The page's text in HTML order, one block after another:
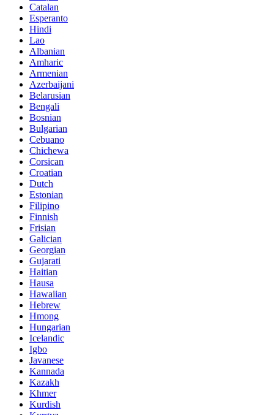
Catalan
Esperanto
Hindi
Lao
Albanian
Amharic
Armenian
Azerbaijani
Belarusian
Bengali
Bosnian
Bulgarian
Cebuano
Chichewa
Corsican
Croatian
Dutch
Estonian
Filipino
Finnish
Frisian
Galician
Georgian
Gujarati
Haitian
Hausa
Hawaiian
Hebrew
Hmong
Hungarian
Icelandic
Igbo
Javanese
Kannada
Kazakh
Khmer
Kurdish